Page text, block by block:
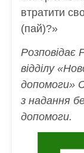
втратити
(пай)?»
Розповідає
відділу
допомоги»
з надання
допомоги.